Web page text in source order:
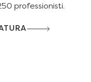
professionisti.